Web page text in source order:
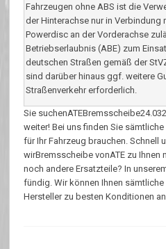
Fahrzeugen ohne ABS ist die
der Hinterachse nur in Verbindung
Powerdisc an der Vorderachse
Betriebserlaubnis (ABE) zum
deutschen Straßen gemäß der
sind darüber hinaus ggf. weitere
Straßenverkehr erforderlich.
Sie
weiter! Bei uns finden Sie
für Ihr Fahrzeug brauchen. Schnell
wirBremsscheibe vonATE zu Ihnen
noch andere Ersatzteile? In
fündig. Wir können Ihnen
Hersteller zu besten Konditionen